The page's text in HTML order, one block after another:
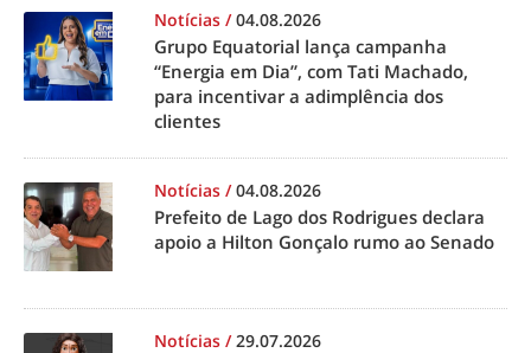
Notícias /04.08.2026
Grupo Equatorial lança campanha
“Energia em Dia”, com Tati Machado,
para incentivar a adimplência dos
clientes
Notícias /04.08.2026
Prefeito de Lago dos Rodrigues declara
apoio a Hilton Gonçalo rumo ao Senado
Notícias /29.07.2026